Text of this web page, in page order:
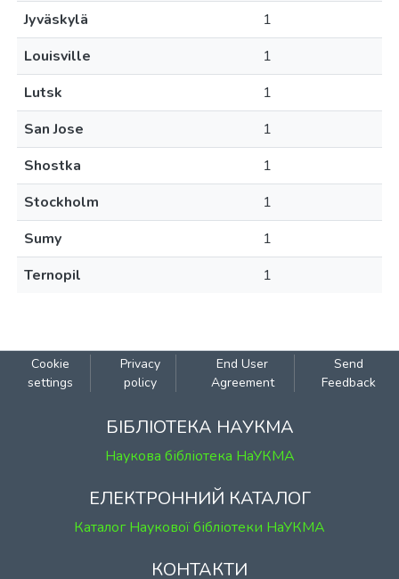
Jyväskylä
1
Louisville
1
Lutsk
1
San Jose
1
Shostka
1
Stockholm
1
Sumy
1
Ternopil
1
Cookie
settings
Privacy
policy
End User
Agreement
Send
Feedback
БІБЛІОТЕКА НАУКМА
Наукова бібліотека НаУКМА
ЕЛЕКТРОННИЙ КАТАЛОГ
Каталог Наукової бібліотеки НаУКМА
КОНТАКТИ